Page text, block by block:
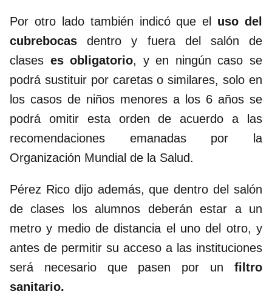
Por otro lado también indicó que el uso del
cubrebocas dentro y fuera del salón de
clases es obligatorio, y en ningún caso se
podrá sustituir por caretas o similares, solo en
los casos de niños menores a los 6 años se
podrá omitir esta orden de acuerdo a las
recomendaciones emanadas por la
Organización Mundial de la Salud.
Pérez Rico dijo además, que dentro del salón
de clases los alumnos deberán estar a un
metro y medio de distancia el uno del otro, y
antes de permitir su acceso a las instituciones
será necesario que pasen por un filtro
sanitario.